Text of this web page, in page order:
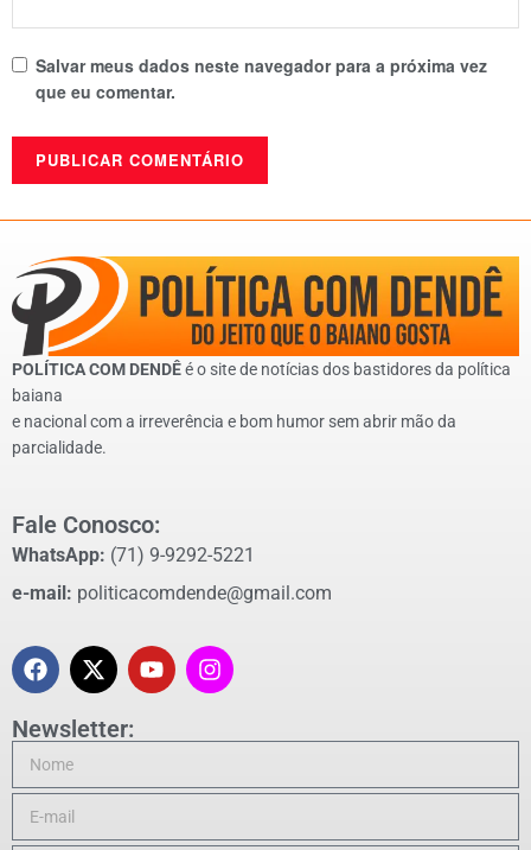
Salvar meus dados neste navegador para a próxima vez
que eu comentar.
POLÍTICA COM DENDÊé o site de notícias dos bastidores da política
baiana
e nacional com a irreverência e bom humor sem abrir mão da
parcialidade.
Fale Conosco:
WhatsApp: (71) 9-9292-5221
e-mail: politicacomdende@gmail.com
Newsletter: